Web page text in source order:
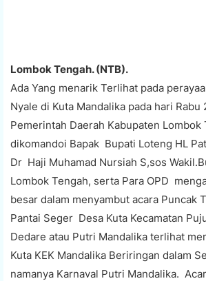
Lombok Tengah. (NTB).
Ada Yang menarik Terlihat pada
Nyale di Kuta Mandalika pada hari Rabu
Pemerintah Daerah Kabupaten Lombok
dikomandoi Bapak Bupati Loteng HL
Dr Haji Muhamad Nursiah S,sos
Lombok Tengah, serta Para OPD
besar dalam menyambut acara Puncak
Pantai Seger Desa Kuta Kecamatan
Dedare atau Putri Mandalika terlihat
Kuta KEK Mandalika Beriringan dalam
namanya Karnaval Putri Mandalika.